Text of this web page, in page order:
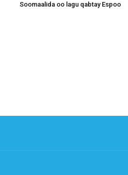
Soomaalida oo lagu qabtay Espoo